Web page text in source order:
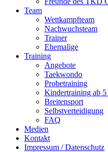
Team
Wettkampfteam
Nachwuchsteam
Trainer
Ehemalige
Training
Angebote
Taekwondo
Probetraining
Kindertraining ab 5
Breitensport
Selbstverteidigung
FAQ
Medien
Kontakt
Impressum / Datenschutz